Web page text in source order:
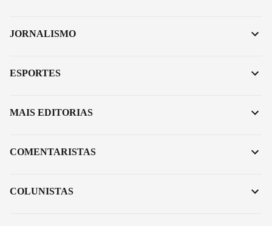
JORNALISMO
ESPORTES
MAIS EDITORIAS
COMENTARISTAS
COLUNISTAS